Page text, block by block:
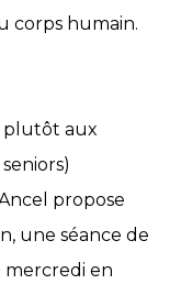
corps humain.
plutôt aux
propose
une séance de
mercredi en